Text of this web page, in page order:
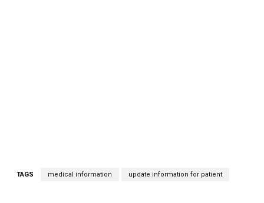
TAGS medical information update information for patient